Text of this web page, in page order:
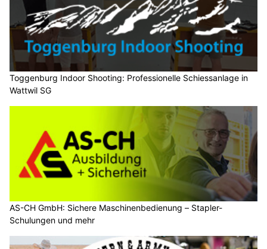
Toggenburg Indoor Shooting: Professionelle Schiessanlage in
Wattwil SG
AS-CH GmbH: Sichere Maschinenbedienung – Stapler-
Schulungen und mehr